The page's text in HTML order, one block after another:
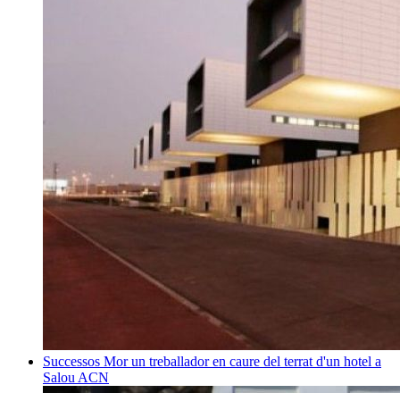
Successos Mor un treballador en caure del terrat d'un hotel a
Salou ACN